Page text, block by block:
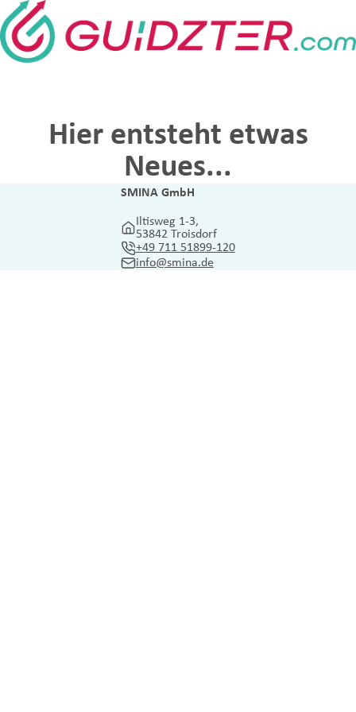
Hier entsteht etwas
Neues...
SMINA GmbH
Iltisweg 1-3,
53842 Troisdorf
+49 711 51899-120
info@smina.de